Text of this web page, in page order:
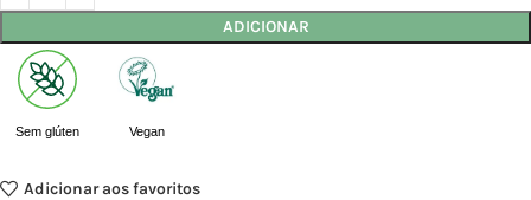
ADICIONAR
Sem glúten Vegan
Adicionar aos favoritos